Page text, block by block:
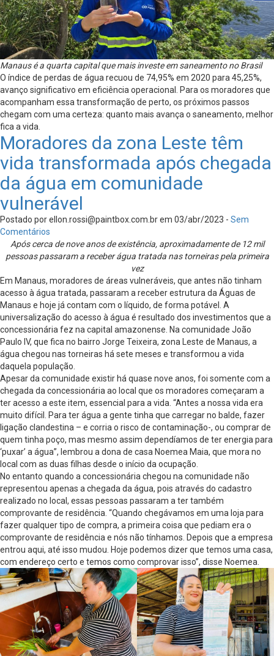
Manaus é a quarta capital que mais investe em saneamento no Brasil
O índice de perdas de água recuou de 74,95% em 2020 para 45,25%,
avanço significativo em eficiência operacional. Para os moradores que
acompanham essa transformação de perto, os próximos passos
chegam com uma certeza: quanto mais avança o saneamento, melhor
fica a vida.
Moradores da zona Leste têm
vida transformada após chegada
da água em comunidade
vulnerável
Postado porellon.rossi@paintbox.com.brem 03/abr/2023 - Sem
Comentários
Após cerca de nove anos de existência, aproximadamente de 12 mil
pessoas passaram a receber água tratada nas torneiras pela primeira
vez
Em Manaus, moradores de áreas vulneráveis, que antes não tinham
acesso à água tratada, passaram a receber estrutura da Águas de
Manaus e hoje já contam com o líquido, de forma potável. A
universalização do acesso à água é resultado dos investimentos que a
concessionária fez na capital amazonense. Na comunidade João
Paulo IV, que fica no bairro Jorge Teixeira, zona Leste de Manaus, a
água chegou nas torneiras há sete meses e transformou a vida
daquela população.
Apesar da comunidade existir há quase nove anos, foi somente com a
chegada da concessionária ao local que os moradores começaram a
ter acesso a este item, essencial para a vida. “Antes a nossa vida era
muito difícil. Para ter água a gente tinha que carregar no balde, fazer
ligação clandestina – e corria o risco de contaminação-, ou comprar de
quem tinha poço, mas mesmo assim dependíamos de ter energia para
‘puxar’ a água”, lembrou a dona de casa Noemea Maia, que mora no
local com as duas filhas desde o início da ocupação.
No entanto quando a concessionária chegou na comunidade não
representou apenas a chegada da água, pois através do cadastro
realizado no local, essas pessoas passaram a ter também
comprovante de residência. “Quando chegávamos em uma loja para
fazer qualquer tipo de compra, a primeira coisa que pediam era o
comprovante de residência e nós não tínhamos. Depois que a empresa
entrou aqui, até isso mudou. Hoje podemos dizer que temos uma casa,
com endereço certo e temos como comprovar isso”, disse Noemea.